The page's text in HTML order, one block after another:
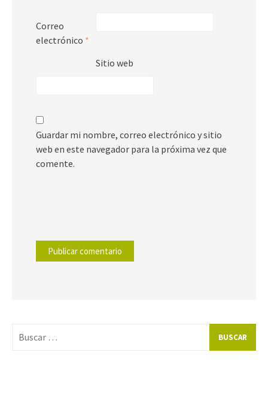
Correo
electrónico *
Sitio web
Guardar mi nombre, correo electrónico y sitio
web en este navegador para la próxima vez que
comente.
por: